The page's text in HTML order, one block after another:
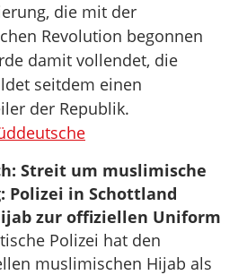
die mit der
Revolution begonnen
damit vollendet, die
seitdem einen
der Republik.
Streit um muslimische
Polizei in Schottland
zur offiziellen Uniform
Polizei hat den
muslimischen Hijab als